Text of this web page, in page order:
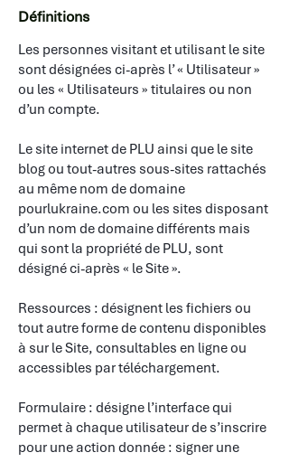
Définitions
Les personnes visitant et utilisant le site
sont désignées ci-après l’ « Utilisateur »
ou les « Utilisateurs » titulaires ou non
d’un compte.
Le site internet de PLU ainsi que le site
blog ou tout-autres sous-sites rattachés
au même nom de domaine
pourlukraine.com ou les sites disposant
d’un nom de domaine différents mais
qui sont la propriété de PLU, sont
désigné ci-après « le Site ».
Ressources : désignent les fichiers ou
tout autre forme de contenu disponibles
à sur le Site, consultables en ligne ou
accessibles par téléchargement.
Formulaire : désigne l’interface qui
permet à chaque utilisateur de s’inscrire
pour une action donnée : signer une